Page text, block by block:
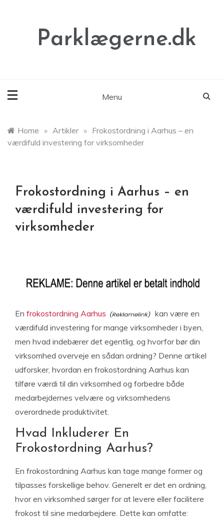
Parklægerne.dk
Menu
Home » Artikler » Frokostordning i Aarhus – en
værdifuld investering for virksomheder
Frokostordning i Aarhus – en
værdifuld investering for
virksomheder
En frokostordning Aarhus
kan være en
værdifuld investering for mange virksomheder i byen,
men hvad indebærer det egentlig, og hvorfor bør din
virksomhed overveje en sådan ordning? Denne artikel
udforsker, hvordan en frokostordning Aarhus kan
tilføre værdi til din virksomhed og forbedre både
medarbejdernes velvære og virksomhedens
overordnede produktivitet.
Hvad Inkluderer En
Frokostordning Aarhus?
En frokostordning Aarhus kan tage mange former og
tilpasses forskellige behov. Generelt er det en ordning,
hvor en virksomhed sørger for at levere eller facilitere
frokost til sine medarbejdere. Dette kan omfatte: